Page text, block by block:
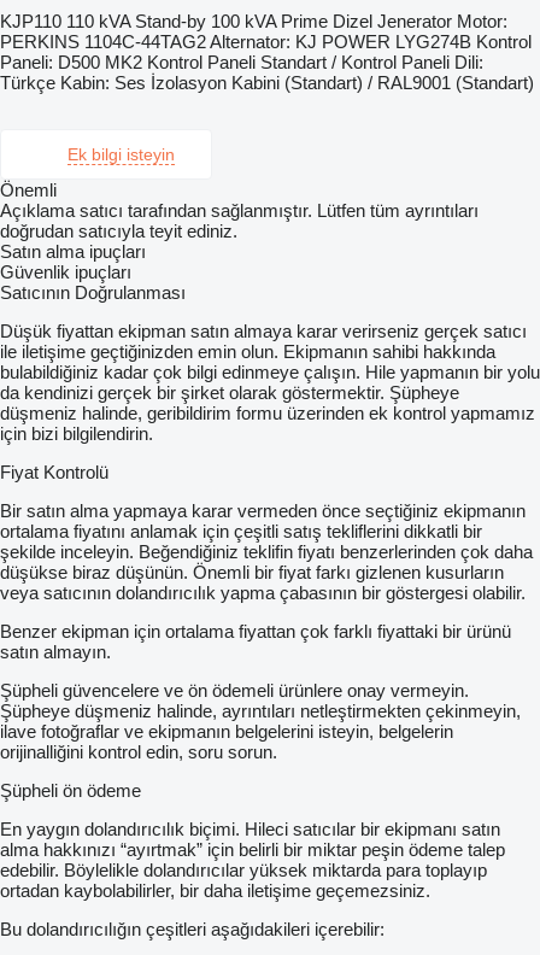
KJP110 110 kVA Stand-by 100 kVA Prime Dizel Jenerator Motor:
PERKINS 1104C-44TAG2 Alternator: KJ POWER LYG274B Kontrol
Paneli: D500 MK2 Kontrol Paneli Standart / Kontrol Paneli Dili:
Türkçe Kabin: Ses İzolasyon Kabini (Standart) / RAL9001 (Standart)
Ek bilgi isteyin
Önemli
Açıklama satıcı tarafından sağlanmıştır. Lütfen tüm ayrıntıları
doğrudan satıcıyla teyit ediniz.
Satın alma ipuçları
Güvenlik ipuçları
Satıcının Doğrulanması
Düşük fiyattan ekipman satın almaya karar verirseniz gerçek satıcı
ile iletişime geçtiğinizden emin olun. Ekipmanın sahibi hakkında
bulabildiğiniz kadar çok bilgi edinmeye çalışın. Hile yapmanın bir yolu
da kendinizi gerçek bir şirket olarak göstermektir. Şüpheye
düşmeniz halinde, geribildirim formu üzerinden ek kontrol yapmamız
için bizi bilgilendirin.
Fiyat Kontrolü
Bir satın alma yapmaya karar vermeden önce seçtiğiniz ekipmanın
ortalama fiyatını anlamak için çeşitli satış tekliflerini dikkatli bir
şekilde inceleyin. Beğendiğiniz teklifin fiyatı benzerlerinden çok daha
düşükse biraz düşünün. Önemli bir fiyat farkı gizlenen kusurların
veya satıcının dolandırıcılık yapma çabasının bir göstergesi olabilir.
Benzer ekipman için ortalama fiyattan çok farklı fiyattaki bir ürünü
satın almayın.
Şüpheli güvencelere ve ön ödemeli ürünlere onay vermeyin.
Şüpheye düşmeniz halinde, ayrıntıları netleştirmekten çekinmeyin,
ilave fotoğraflar ve ekipmanın belgelerini isteyin, belgelerin
orijinalliğini kontrol edin, soru sorun.
Şüpheli ön ödeme
En yaygın dolandırıcılık biçimi. Hileci satıcılar bir ekipmanı satın
alma hakkınızı “ayırtmak” için belirli bir miktar peşin ödeme talep
edebilir. Böylelikle dolandırıcılar yüksek miktarda para toplayıp
ortadan kaybolabilirler, bir daha iletişime geçemezsiniz.
Bu dolandırıcılığın çeşitleri aşağıdakileri içerebilir: